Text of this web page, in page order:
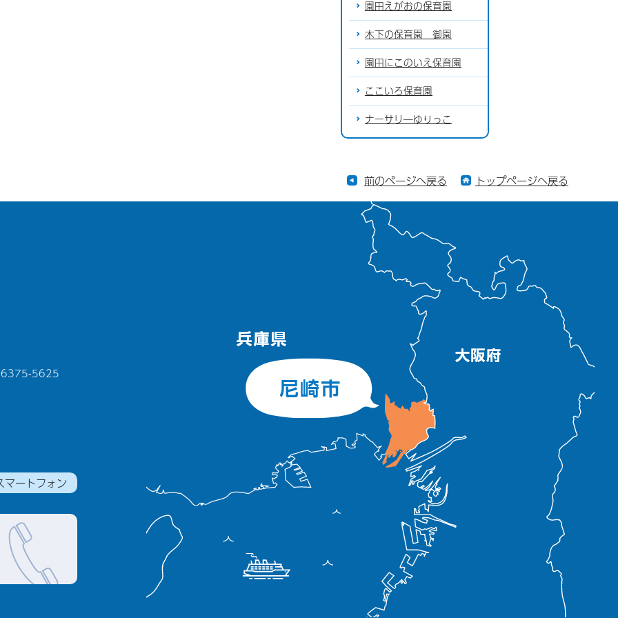
園田えがおの保育園
木下の保育園 御園
園田にこのいえ保育園
ここいろ保育園
ナーサリ―ゆりっこ
前のページへ戻る トップページへ戻る
6375-5625
マートフォン